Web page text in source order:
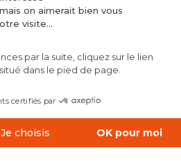
pour leur métier.
on aimerait bien vous
visite...
par la suite, cliquez sur le lien
dans le pied de page.
certifiés par
Je choisis OK pour moi